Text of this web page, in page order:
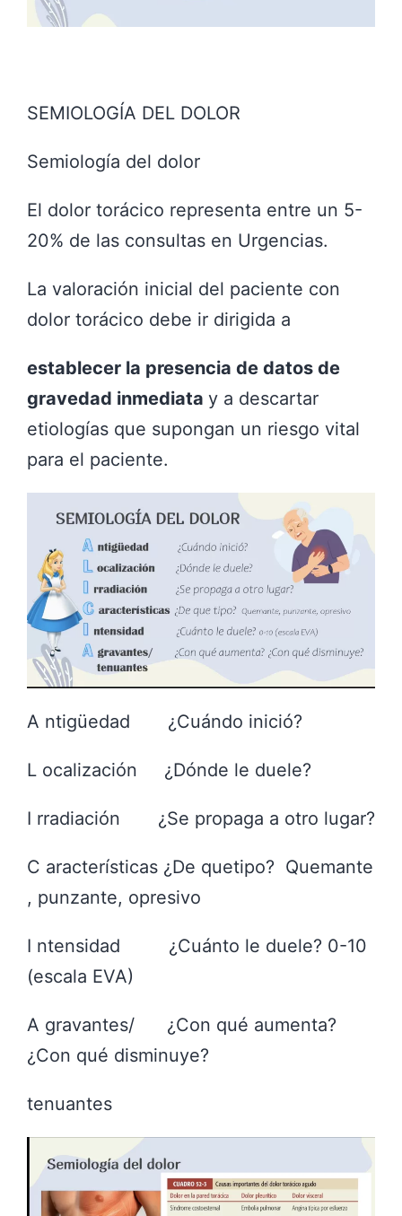
SEMIOLOGÍA DEL DOLOR
Semiología del dolor
El dolor torácico representa entre un 5-
20% de las consultas en Urgencias.
La valoración inicial del paciente con
dolor torácico debe ir dirigida a
establecer la presencia de datos de
gravedad inmediata y a descartar
etiologías que supongan un riesgo vital
para el paciente.
A ntigüedad ¿Cuándo inició?
L ocalización ¿Dónde le duele?
I rradiación ¿Se propaga a otro lugar?
C aracterísticas ¿De quetipo? Quemante
, punzante, opresivo
I ntensidad ¿Cuánto le duele? 0-10
(escala EVA)
A gravantes/ ¿Con qué aumenta?
¿Con qué disminuye?
tenuantes